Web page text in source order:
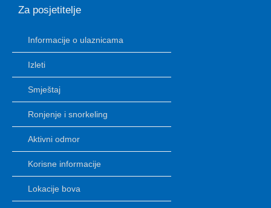
Za posjetitelje
Informacije o ulaznicama
Izleti
Smještaj
Ronjenje i snorkeling
Aktivni odmor
Korisne informacije
Lokacije bova